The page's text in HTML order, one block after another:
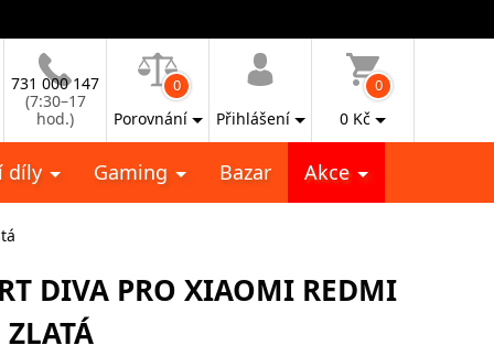
731 000 147
(7:30–17
hod.)
0
Porovnání Přihlášení
0
0 Kč
díly Gaming Bazar Akce
DIVA PRO XIAOMI REDMI